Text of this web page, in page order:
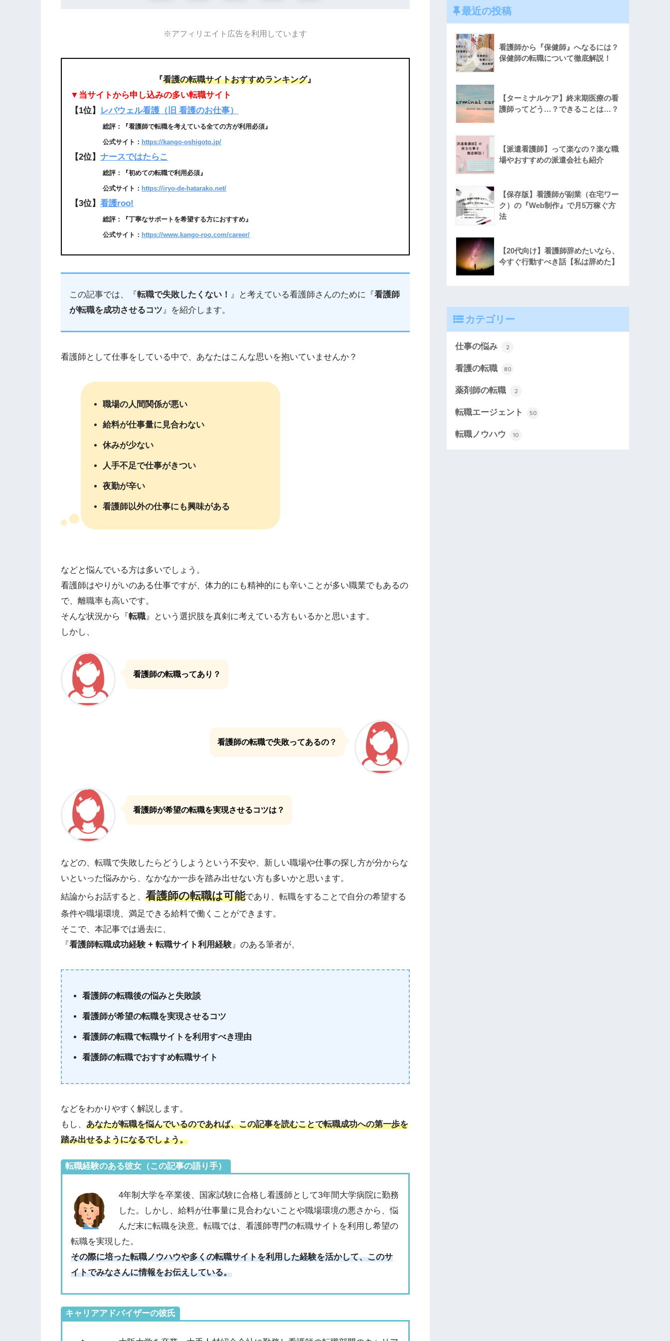
※アフィリエイト広告を利用しています
『看護の転職サイトおすすめランキング』
▼当サイトから申し込みの多い転職サイト
【1位】 レバウェル看護（旧 看護のお仕事）
総評：『看護師で転職を考えている全ての方が利用必須』
公式サイト： https://kango-oshigoto.jp/
【2位】ナースではたらこ
総評：『初めての転職で利用必須』
公式サイト： https://iryo-de-hatarako.net/
【3位】看護roo!
総評：『丁寧なサポートを希望する方におすすめ』
公式サイト： https://www.kango-roo.com/career/
この記事では、『転職で失敗したくない！ 』と考えている看護師さんのために『看護師
が転職を成功させるコツ』を紹介します。
看護師として仕事をしている中で、 あなたはこんな思いを抱いていませんか？
職場の人間関係が悪い
給料が仕事量に見合わない
休みが少ない
人手不足で仕事がきつい
夜勤が辛い
看護師以外の仕事にも興味がある
などと悩んでいる方は多いでしょう。
看護師はやりがいのある仕事ですが、体力的にも精神的にも辛いことが多い職業でもあるの
で、離職率も高いです。
そんな状況から『転職 』という選択肢を真剣に考えている方もいるかと思います。
しかし、
看護師の転職ってあり？
看護師の転職で失敗ってあるの？
看護師が希望の転職を実現させるコツは？
などの、転職で失敗したらどうしようという不安や、新しい職場や仕事の探し方が分からな
いといった悩みから、なかなか一歩を踏み出せない方も多いかと思います。
結論からお話すると、 看護師の転職は可能であり、転職をすることで自分の希望する
条件や職場環境、満足できる給料で働くことができます。
そこで、本記事では過去に、
『看護師転職成功経験 + 転職サイト利用経験』 のある筆者が、
看護師の転職後の悩みと失敗談
看護師が希望の転職を実現させるコツ
看護師の転職で転職サイトを利用すべき理由
看護師の転職でおすすめ転職サイト
などをわかりやすく解説します。
もし、 あなたが転職を悩んでいるのであれば、この記事を読むことで転職成功への第一歩を
踏み出せるようになるでしょう。
転職経験のある彼女（この記事の語り手）
4年制大学を卒業後、国家試験に合格し看護師として3年間大学病院に勤務
した。しかし、給料が仕事量に見合わないことや職場環境の悪さから、悩
んだ末に転職を決意。転職では、看護師専門の転職サイトを利用し希望の
転職を実現した。
その際に培った転職ノウハウや多くの転職サイトを利用した経験を活かして、このサ
イトでみなさんに情報をお伝えしている。
キャリアアドバイザーの彼氏
最近の投稿
看護師から『保健師』へなるには？
保健師の転職について徹底解説！
【ターミナルケア】終末期医療の看
護師ってどう…？できることは…？
【派遣看護師】って楽なの？楽な職
場やおすすめの派遣会社も紹介
【保存版】看護師が副業（在宅ワー
ク）の『Web制作』で月5万稼ぐ方
法
【20代向け】看護師辞めたいなら、
今すぐ行動すべき話【私は辞めた】
カテゴリー
仕事の悩み 2
看護の転職 80
薬剤師の転職 2
転職エージェント 50
転職ノウハウ 10